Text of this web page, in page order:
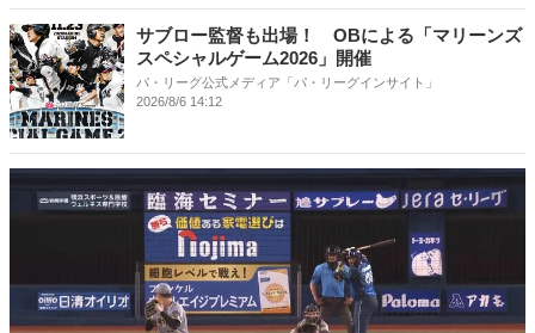
サブロー監督も出場！ OBによる「マリーンズ
スペシャルゲーム2026」開催
パ・リーグ公式メディア「パ・リーグインサイト」
2026/8/6 14:12